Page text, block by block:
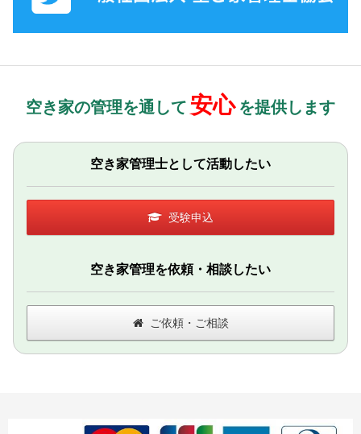
空き家の管理を通して 安心 を提供します
空き家管理士として活動したい
受験申込
空き家管理を依頼・相談したい
ご依頼・ご相談